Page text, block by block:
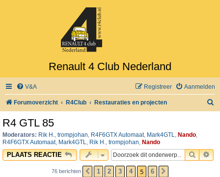
Renault 4 Club Nederland
V&A Aanmelden
Registreer
Forumoverzicht R4Club Restauraties en projecten
R4 GTL 85
Moderators: Rik H., trompjohan, R4F6GTX Automaat, Mark4GTL, Nando,
R4F6GTX Automaat, Mark4GTL, Rik H., trompjohan, Nando
PLAATS REACTIE ZOEK
76 berichten VORIGE
1 2 3 4 5 6